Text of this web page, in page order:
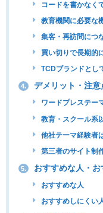
コードを書かなく
教育機関に必要な
集客・再訪問につ
買い切りで長期的
TCDブランドとし
4. デメリット・注意
ワードプレステー
教育・スクール系
他社テーマ経験者
第三者のサイト制
5. おすすめな人・
おすすめな人
おすすめしにくい